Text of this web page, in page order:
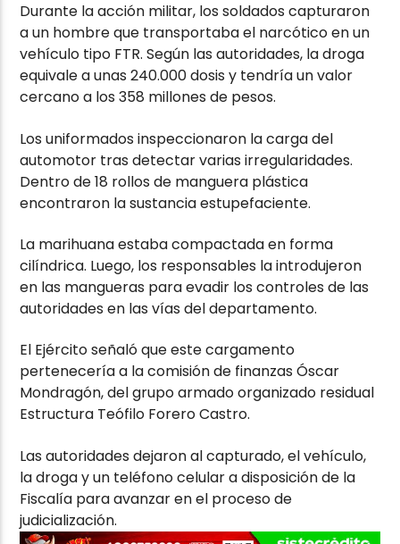
Durante la acción militar, los soldados capturaron
a un hombre que transportaba el narcótico en un
vehículo tipo FTR. Según las autoridades, la droga
equivale a unas 240.000 dosis y tendría un valor
cercano a los 358 millones de pesos.
Los uniformados inspeccionaron la carga del
automotor tras detectar varias irregularidades.
Dentro de 18 rollos de manguera plástica
encontraron la sustancia estupefaciente.
La marihuana estaba compactada en forma
cilíndrica. Luego, los responsables la introdujeron
en las mangueras para evadir los controles de las
autoridades en las vías del departamento.
El Ejército señaló que este cargamento
pertenecería a la comisión de finanzas Óscar
Mondragón, del grupo armado organizado residual
Estructura Teófilo Forero Castro.
Las autoridades dejaron al capturado, el vehículo,
la droga y un teléfono celular a disposición de la
Fiscalía para avanzar en el proceso de
judicialización.